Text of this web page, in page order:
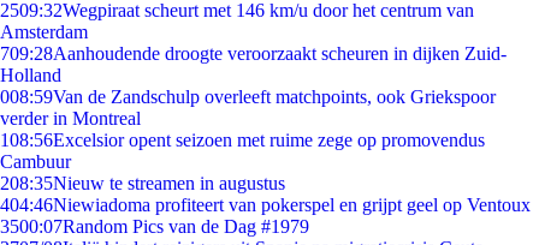
2509:32Wegpiraat scheurt met 146 km/u door het centrum van
Amsterdam
709:28Aanhoudende droogte veroorzaakt scheuren in dijken Zuid-
Holland
008:59Van de Zandschulp overleeft matchpoints, ook Griekspoor
verder in Montreal
108:56Excelsior opent seizoen met ruime zege op promovendus
Cambuur
208:35Nieuw te streamen in augustus
404:46Niewiadoma profiteert van pokerspel en grijpt geel op Ventoux
3500:07Random Pics van de Dag #1979